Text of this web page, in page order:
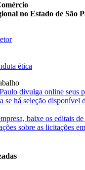
no Estado de São
ética
divulga online seus
se há seleção disponível
baixe os editais de
sobre as licitações